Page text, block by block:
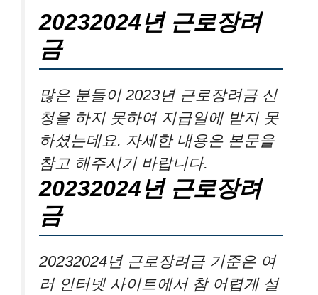
20232024년 근로장려
금
많은 분들이 2023년 근로장려금 신
청을 하지 못하여 지급일에 받지 못
하셨는데요. 자세한 내용은 본문을
참고 해주시기 바랍니다.
20232024년 근로장려
금
20232024년 근로장려금 기준은 여
러 인터넷 사이트에서 참 어렵게 설